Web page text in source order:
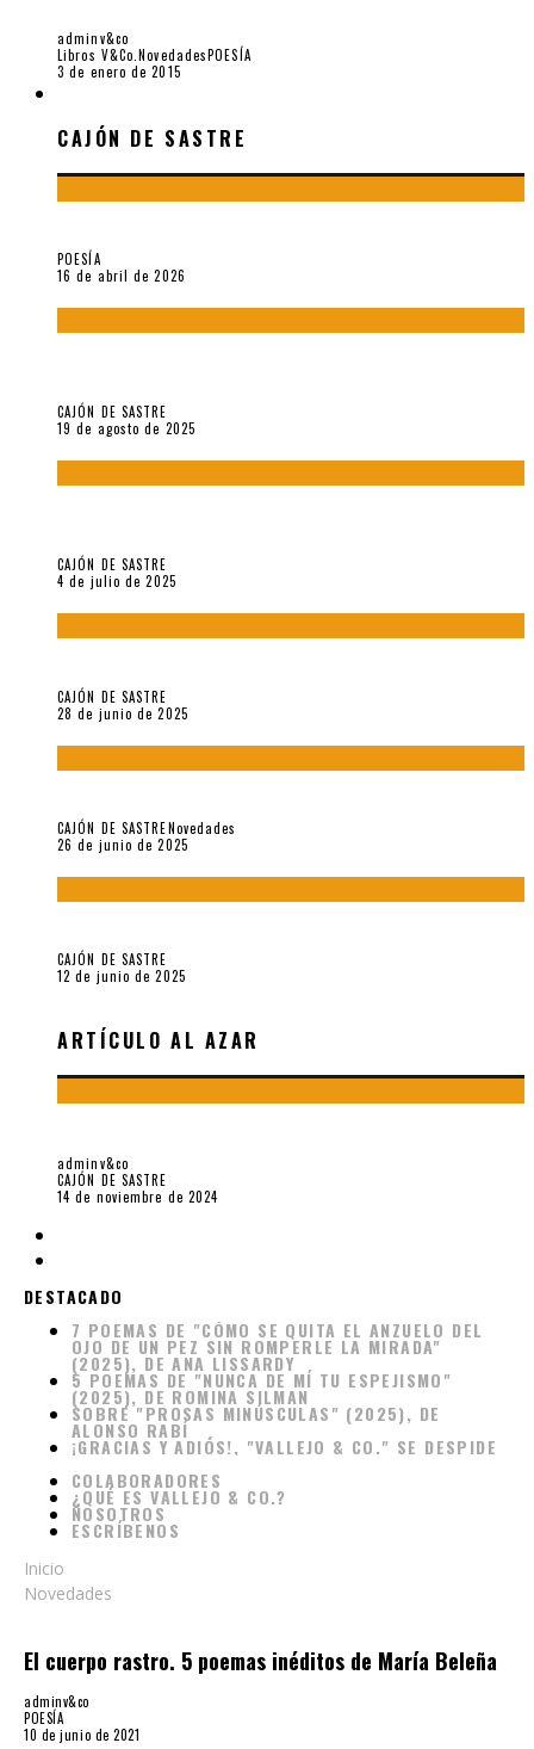
adminv&co
Libros V&Co.NovedadesPOESÍA
3 de enero de 2015
CAJÓN DE SASTRE
POESÍA
16 de abril de 2026
CAJÓN DE SASTRE
19 de agosto de 2025
CAJÓN DE SASTRE
4 de julio de 2025
CAJÓN DE SASTRE
28 de junio de 2025
CAJÓN DE SASTRENovedades
26 de junio de 2025
CAJÓN DE SASTRE
12 de junio de 2025
ARTÍCULO AL AZAR
adminv&co
CAJÓN DE SASTRE
14 de noviembre de 2024
DESTACADO7 POEMAS DE "CÓMO SE QUITA EL ANZUELO DEL
OJO DE UN PEZ SIN ROMPERLE LA MIRADA"
(2025), DE ANA LISSARDY
5 POEMAS DE "NUNCA DE MÍ TU ESPEJISMO"
(2025), DE ROMINA SILMAN
SOBRE "PROSAS MINÚSCULAS" (2025), DE
ALONSO RABÍ
¡GRACIAS Y ADIÓS!, "VALLEJO & CO." SE DESPIDE
COLABORADORES
NOSOTROS
ESCRÍBENOS
Inicio
Novedades
adminv&co
10 de junio de 2021